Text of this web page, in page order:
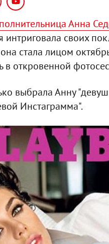
Анна
своих
стала лицом
в откровенной
выбрала Анну
Инстаграмма".